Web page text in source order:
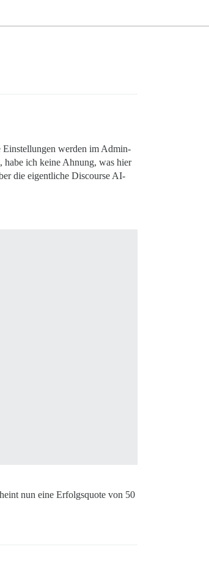
werden im Admin-
habe ich keine Ahnung, was hier
die eigentliche Discourse AI-
nun eine Erfolgsquote von 50